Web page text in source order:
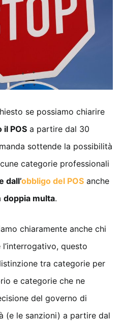
se possiamo chiarire
POS a partire dal 30
sottende la possibilità
categorie professionali
dall’obbligo del POS anche
doppia multa.
chiaramente anche chi
questo
tra categorie per
e categorie che ne
del governo di
(e le sanzioni) a partire dal